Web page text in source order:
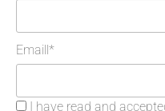
Emaill*
I have read and